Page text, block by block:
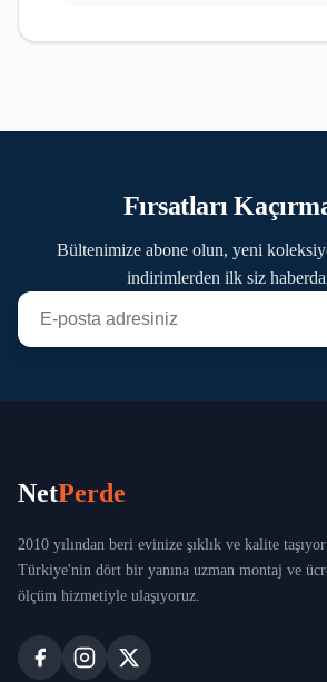
Fırsatları
Bültenimize abone olun, yeni
indirimlerden ilk siz
NetPerde
2010 yılından beri evinize şıklık ve kalite
Türkiye'nin dört bir yanına uzman montaj ve
ölçüm hizmetiyle ulaşıyoruz.